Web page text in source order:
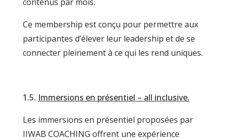
Ce membership est conçu pour permettre aux
participantes d’élever leur leadership et de se
connecter pleinement à ce qui les rend uniques.
1.5. Immersions en présentiel – all inclusive.
Les immersions en présentiel proposées par
IIWAB COACHING offrent une expérience